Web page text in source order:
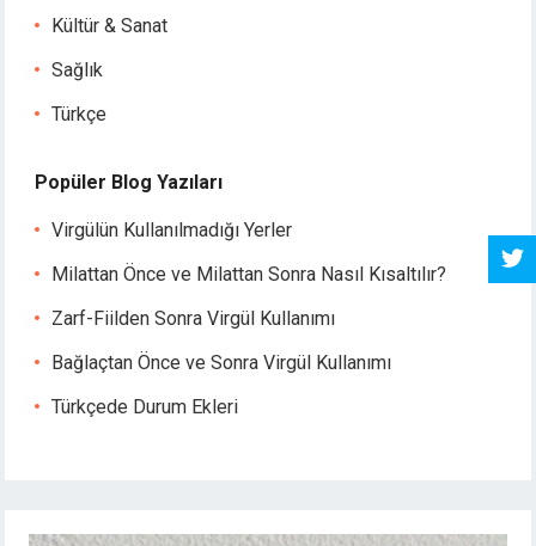
Kültür & Sanat
Sağlık
Türkçe
Popüler Blog Yazıları
Virgülün Kullanılmadığı Yerler
Milattan Önce ve Milattan Sonra Nasıl Kısaltılır?
Zarf-Fiilden Sonra Virgül Kullanımı
Bağlaçtan Önce ve Sonra Virgül Kullanımı
Türkçede Durum Ekleri